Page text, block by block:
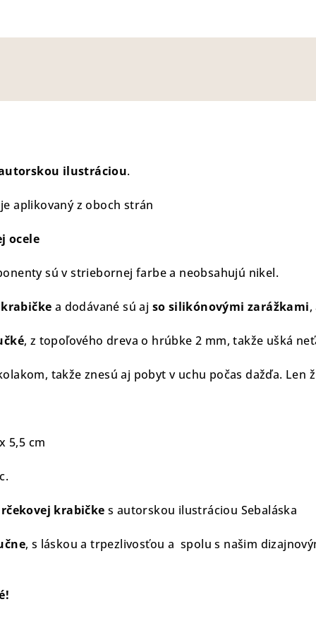
ilustráciou.
aplikovaný z oboch strán
ocele
sú v striebornej farbe a neobsahujú nikel.
a dodávané sú aj so silikónovými zarážkami
, z topoľového dreva o hrúbke 2 mm, takže ušká
takže znesú aj pobyt v uchu počas dažďa. Len
5,5 cm
krabičke s autorskou ilustráciou Sebaláska
, s láskou a trpezlivosťou a spolu s našim